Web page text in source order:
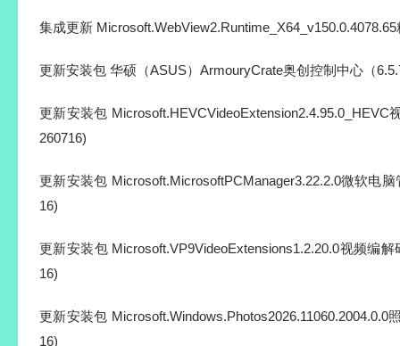
更新日志
🌕 2026.07.16 更新记录
集成更新